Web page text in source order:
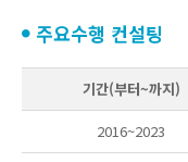
주요수행 컨설팅
기간(부터~까지)
2016~2023